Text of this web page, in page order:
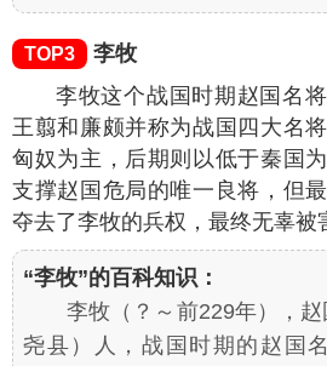
TOP3 李牧
李牧这个战国时期赵国名
王翦和廉颇并称为战国四大名
匈奴为主，后期则以低于秦国
支撑赵国危局的唯一良将，但
夺去了李牧的兵权，最终无辜被
“李牧”的百科知识：
李牧（？～前229年），
尧县）人，战国时期的赵国